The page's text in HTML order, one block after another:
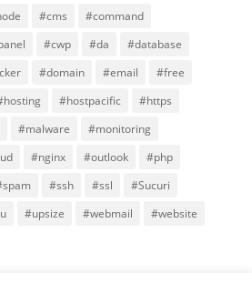
#cms
#command
#cwp #da
#database
#domain #email
#free
#hostpacific
#https
#malware
#monitoring
#nginx #outlook
#php
#ssh #ssl
#Sucuri
#upsize #webmail
#website